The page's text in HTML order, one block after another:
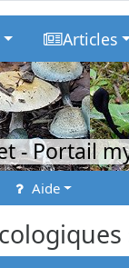
Articles
- Portail
Aide